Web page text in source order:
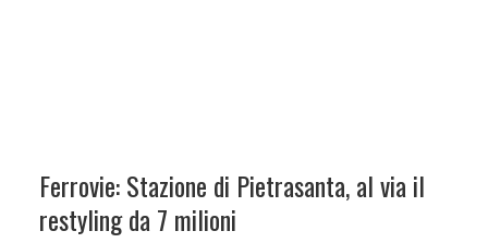
Ferrovie: Stazione di Pietrasanta, al via il
restyling da 7 milioni